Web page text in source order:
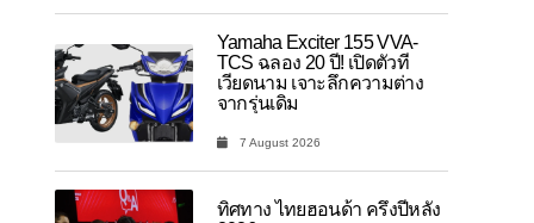
Yamaha Exciter 155 VVA-
TCS ฉลอง 20 ปี! เปิดตัวที่
เวียดนาม เจาะลึกความต่าง
จากรุ่นเดิม
7 August 2026
ทิศทาง ไทยฮอนด้า ครึ่งปีหลัง